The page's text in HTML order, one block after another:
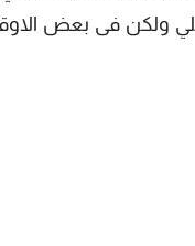
ولكن فى بعض